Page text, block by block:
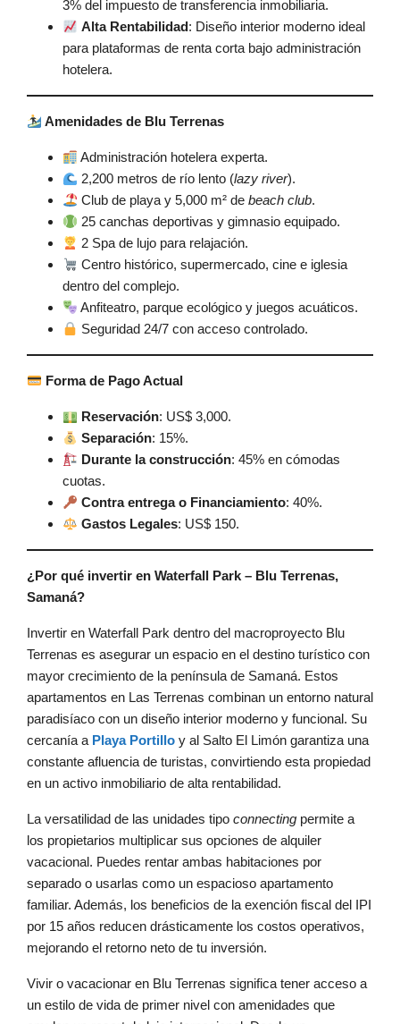
3% del impuesto de transferencia inmobiliaria.
Alta Rentabilidad: Diseño interior moderno ideal
para plataformas de renta corta bajo administración
hotelera.
Amenidades de Blu Terrenas
Administración hotelera experta.
2,200 metros de río lento (lazy river).
Club de playa y 5,000 m² debeach club.
25 canchas deportivas y gimnasio equipado.
2 Spa de lujo para relajación.
Centro histórico, supermercado, cine e iglesia
dentro del complejo.
Anfiteatro, parque ecológico y juegos acuáticos.
Seguridad 24/7 con acceso controlado.
Forma de Pago Actual
Reservación: US$ 3,000.
Separación: 15%.
Durante la construcción: 45% en cómodas
cuotas.
Contra entrega o Financiamiento: 40%.
Gastos Legales: US$ 150.
¿Por qué invertir en Waterfall Park – Blu Terrenas,
Samaná?
Invertir en Waterfall Park dentro del macroproyecto Blu
Terrenas es asegurar un espacio en el destino turístico con
mayor crecimiento de la península de Samaná. Estos
apartamentos en Las Terrenas combinan un entorno natural
paradisíaco con un diseño interior moderno y funcional. Su
cercanía a Playa Portillo y al Salto El Limón garantiza una
constante afluencia de turistas, convirtiendo esta propiedad
en un activo inmobiliario de alta rentabilidad.
La versatilidad de las unidades tipo connecting permite a
los propietarios multiplicar sus opciones de alquiler
vacacional. Puedes rentar ambas habitaciones por
separado o usarlas como un espacioso apartamento
familiar. Además, los beneficios de la exención fiscal del IPI
por 15 años reducen drásticamente los costos operativos,
mejorando el retorno neto de tu inversión.
Vivir o vacacionar en Blu Terrenas significa tener acceso a
un estilo de vida de primer nivel con amenidades que